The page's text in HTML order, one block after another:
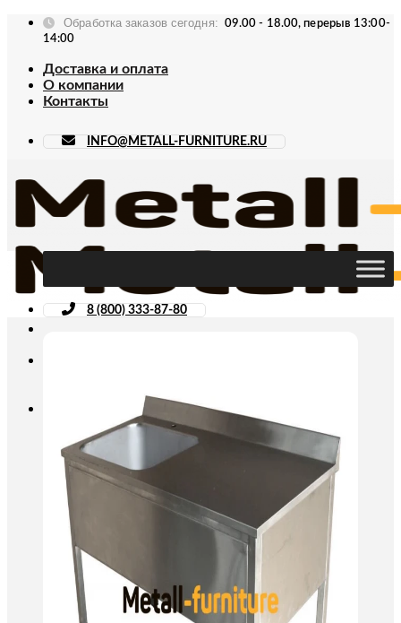
Skip
Обработка заказов сегодня:
09.00 - 18.00, перерыв 13:00-
14:00
Доставка и оплата
О компании
Контакты
INFO@METALL-FURNITURE.RU
8 (800) 333-87-80